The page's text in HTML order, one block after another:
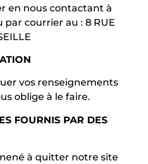
en nous contactant à
par courrier au : 8 RUE
vos renseignements
oblige à le faire.
FOURNIS PAR DES
à quitter notre site